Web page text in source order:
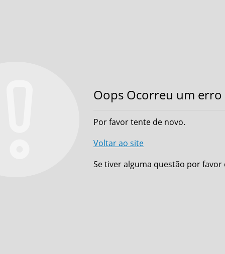
Oops Ocorreu um
Por favor tente de novo.
Voltar ao site
Se tiver alguma questão por favor